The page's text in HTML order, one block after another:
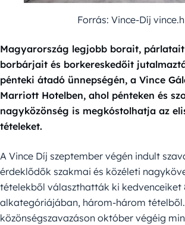
Forrás: Vince-Díj
Magyarország legjobb borait,
borbárjait és borkereskedőit
pénteki átadó ünnepségén, a Vince
Marriott Hotelben, ahol pénteken és
nagyközönség is megkóstolhatja az
tételeket.
A Vince Díj szeptember végén indult
érdeklődők szakmai és közéleti
tételekből választhatták ki kedvenceiket
alkategóriájában, három-három
közönségszavazáson október végéig